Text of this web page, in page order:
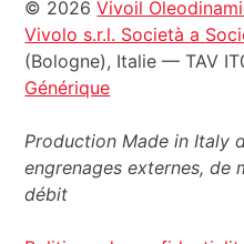
Informazioni
legali
© 2026Vivoil
Vivolo s.r.l. Società a
(Bologne), Italie — TAV
Générique
Production Made in Italy
engrenages externes, de
débit